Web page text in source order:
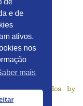
de
e de
ativos.
nos
mais
direitos reservados. by